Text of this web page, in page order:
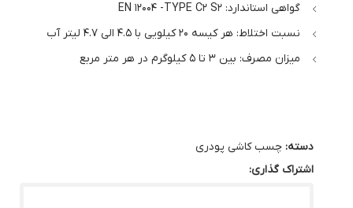
گواهی استاندارد: EN 12004 -TYPE C2 S2
نسبت اختلاط: هر کیسه 20 کیلویی با 4.5 الی 4.7 لیتر آب
میزان مصرف: بین 3 تا ۵ کیلوگرم در هر متر مربع
دسته: چسب کاشی پودری
اشتراک گذاری: